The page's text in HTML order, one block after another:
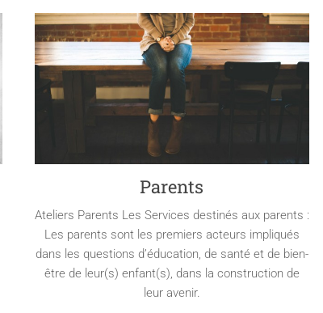
Parents
Ateliers Parents Les Services destinés aux parents :
Les parents sont les premiers acteurs impliqués
dans les questions d’éducation, de santé et de bien-
être de leur(s) enfant(s), dans la construction de
leur avenir.